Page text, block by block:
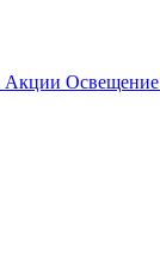
Акции Освещение